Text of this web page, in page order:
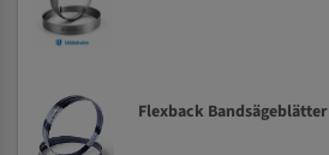
Flexback Bandsägeblätter